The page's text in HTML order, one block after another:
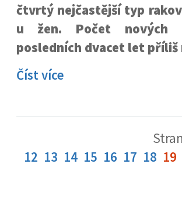
čtvrtý nejčastější typ
u žen. Počet nových
posledních dvacet let příliš
Číst více
12 13 14 15 16 17 18 19